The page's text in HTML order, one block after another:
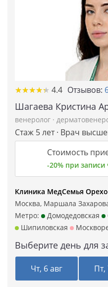
★★★★★
★★★★★ 4.4 Отзывов:
Шагаева Кристина
венеролог ·
Стаж 5 лет · Врач
Стоимость
-20% при
Клиника МедСемья
Москва, Маршала
Метро:
Домодедовская
Шипиловская
Выберите день для
Чт, 6 авг Пт,